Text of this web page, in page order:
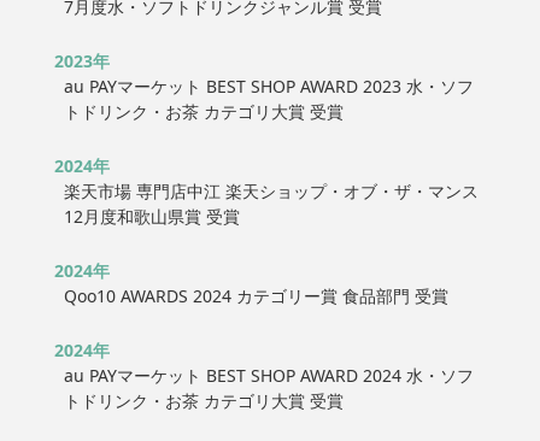
7月度水・ソフトドリンクジャンル賞 受賞
2023年
au PAYマーケット BEST SHOP AWARD 2023 水・ソフ
トドリンク・お茶 カテゴリ大賞 受賞
2024年
楽天市場 専門店中江 楽天ショップ・オブ・ザ・マンス
12月度和歌山県賞 受賞
2024年
Qoo10 AWARDS 2024 カテゴリー賞 食品部門 受賞
2024年
au PAYマーケット BEST SHOP AWARD 2024 水・ソフ
トドリンク・お茶 カテゴリ大賞 受賞